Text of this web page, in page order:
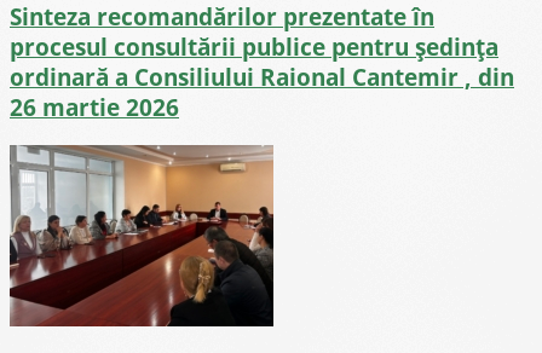
Sinteza recomandărilor prezentate în
procesul consultării publice pentru ședința
ordinară a Consiliului Raional Cantemir , din
26 martie 2026